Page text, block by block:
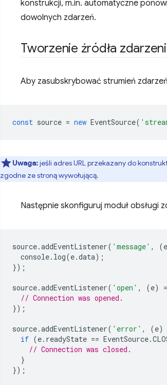
konstrukcji, m.in. automatyczne
dowolnych zdarzeń.
Tworzenie źródła
Aby zasubskrybować strumień
const source = new EventSource(
Uwaga:jeśli adres URL przekazany do
zgodne ze stroną wywołującą.
Następnie skonfiguruj moduł obsługi
source.addEventListener( 'message' , (e
console. log(e.data);
});
source.addEventListener( 'open' , (e) =
// Connection was opened.
});
source.addEventListener( 'error' , (e)
if (e. readyState == EventSource.
// Connection was closed.
}
});